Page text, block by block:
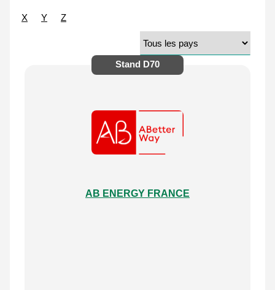
X Y Z
Stand D70
AB ENERGY FRANCE